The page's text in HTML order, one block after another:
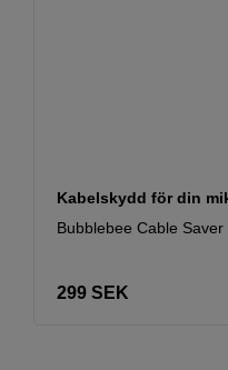
Kabelskydd för din
Bubblebee Cable Saver
299 SEK